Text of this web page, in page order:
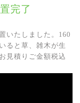
完了
いたしました。160
ると草、雑木が生
見積りご金額税込